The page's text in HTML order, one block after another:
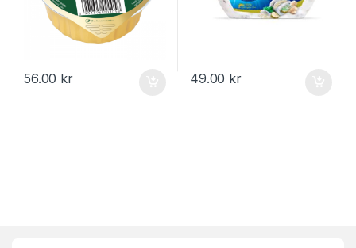
56.00 kr 49.00 kr